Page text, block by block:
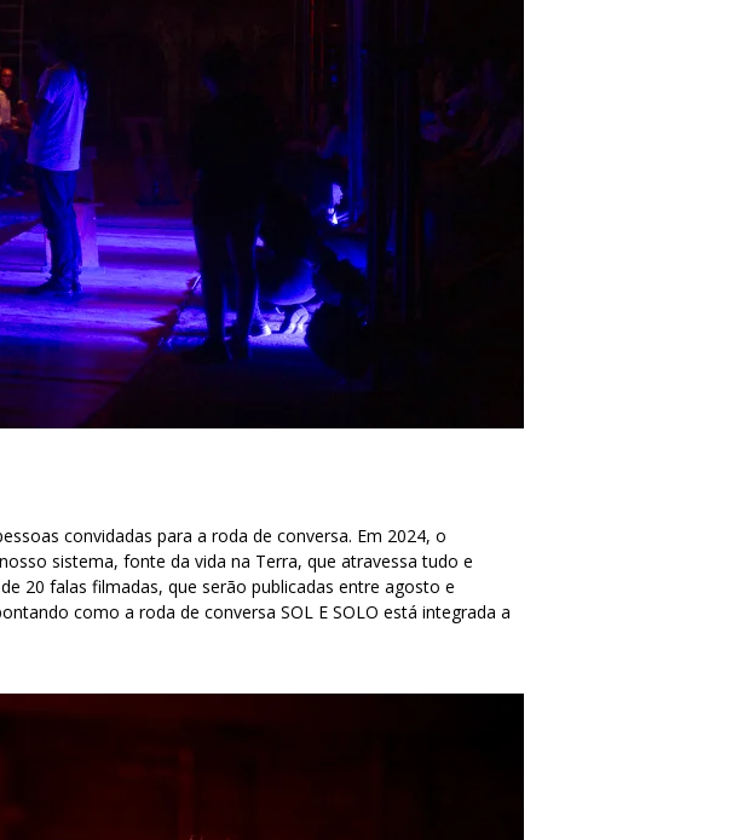
convidadas para a roda de conversa. Em 2024, o
sistema, fonte da vida na Terra, que atravessa tudo e
20 falas filmadas, que serão publicadas entre agosto e
como a roda de conversa SOL E SOLO está integrada a